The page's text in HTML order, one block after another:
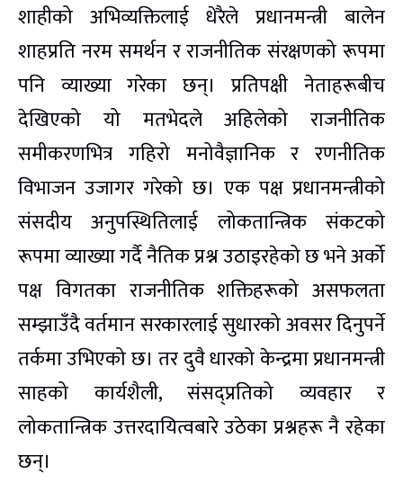
शाहीको अभिव्यक्तिलाई धेरैले प्रधानमन्त्री बालेन
शाहप्रति नरम समर्थन र राजनीतिक संरक्षणको रूपमा
पनि व्याख्या गरेका छन्। प्रतिपक्षी नेताहरूबीच
देखिएको यो मतभेदले अहिलेको राजनीतिक
समीकरणभित्र गहिरो मनोवैज्ञानिक र रणनीतिक
विभाजन उजागर गरेको छ। एक पक्ष प्रधानमन्त्रीको
संसदीय अनुपस्थितिलाई लोकतान्त्रिक संकटको
रूपमा व्याख्या गर्दै नैतिक प्रश्न उठाइरहेको छ भने अर्को
पक्ष विगतका राजनीतिक शक्तिहरूको असफलता
सम्झाउँदै वर्तमान सरकारलाई सुधारको अवसर दिनुपर्ने
तर्कमा उभिएको छ। तर दुवै धारको केन्द्रमा प्रधानमन्त्री
साहको कार्यशैली, संसद्प्रतिको व्यवहार र
लोकतान्त्रिक उत्तरदायित्वबारे उठेका प्रश्नहरू नै रहेका
छन्।